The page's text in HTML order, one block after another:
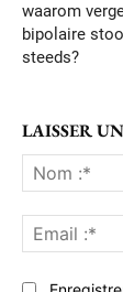
waarom
bipolaire
steeds?
LAISSER